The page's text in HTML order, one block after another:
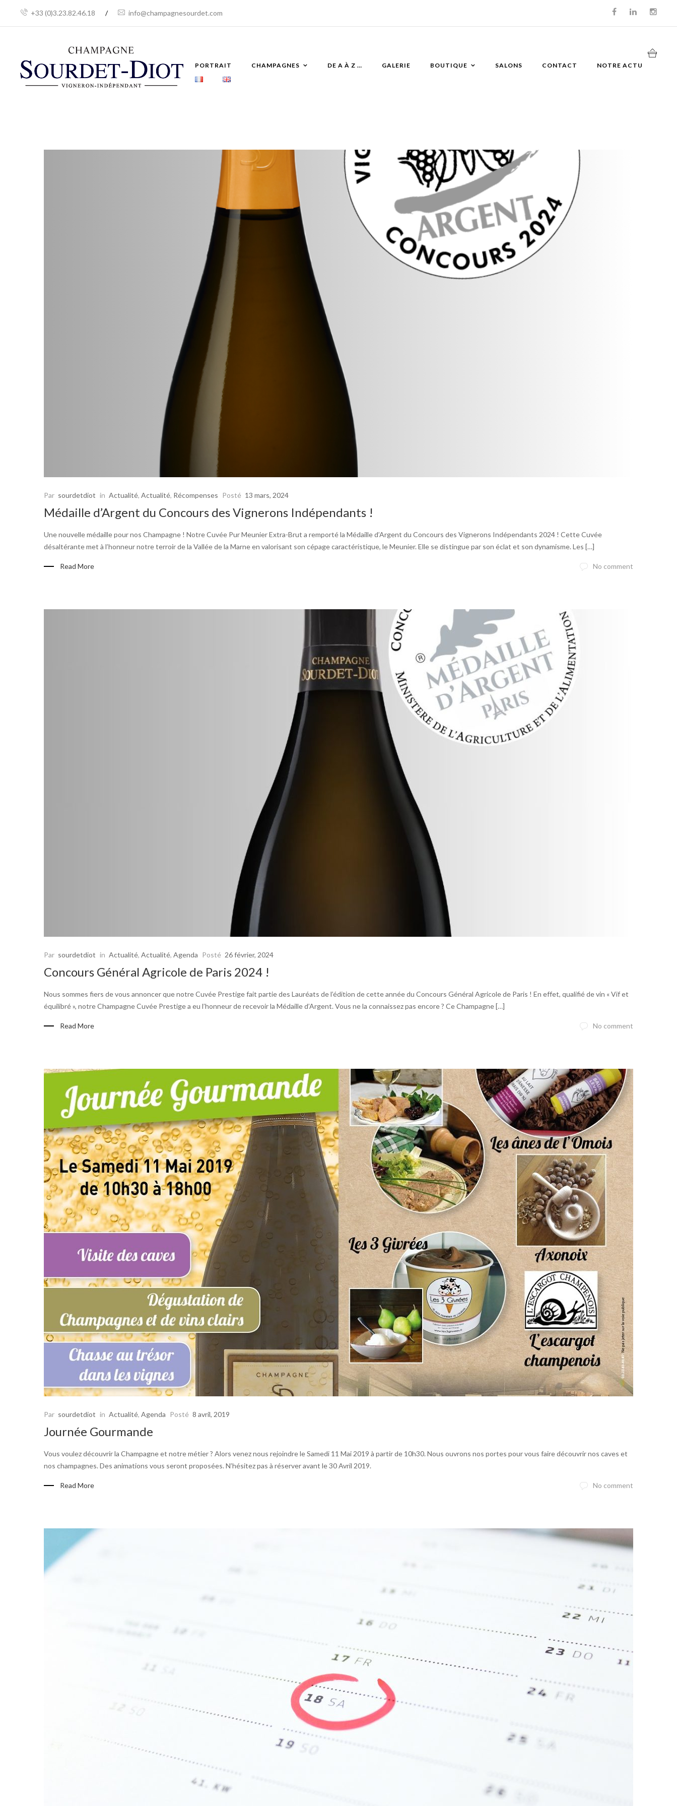
+33 (0)3.23.82.46.18 / info@champagnesourdet.com
PORTRAIT CHAMPAGNES DE A À Z … GALERIE BOUTIQUE SALONS CONTACT NOTRE ACTU
Par sourdetdiot in Actualité, Actualité, Récompenses Posté 13 mars, 2024
Médaille d’Argent du Concours des Vignerons Indépendants !
Une nouvelle médaille pour nos Champagne ! Notre Cuvée Pur Meunier Extra-Brut a remporté la Médaille d’Argent du Concours des Vignerons Indépendants 2024 ! Cette Cuvée
désaltérante met à l’honneur notre terroir de la Vallée de la Marne en valorisant son cépage caractéristique, le Meunier. Elle se distingue par son éclat et son dynamisme. Les […]
Read More No comment
Par sourdetdiot in Actualité, Actualité, Agenda Posté 26 février, 2024
Concours Général Agricole de Paris 2024 !
Nous sommes fiers de vous annoncer que notre Cuvée Prestige fait partie des Lauréats de l’édition de cette année du Concours Général Agricole de Paris ! En effet, qualifié de vin « Vif et
équilibré », notre Champagne Cuvée Prestige a eu l’honneur de recevoir la Médaille d’Argent. Vous ne la connaissez pas encore ? Ce Champagne […]
Read More No comment
Par sourdetdiot in Actualité, Agenda Posté 8 avril, 2019
Journée Gourmande
Vous voulez découvrir la Champagne et notre métier ? Alors venez nous rejoindre le Samedi 11 Mai 2019 à partir de 10h30. Nous ouvrons nos portes pour vous faire découvrir nos caves et
nos champagnes. Des animations vous seront proposées. N’hésitez pas à réserver avant le 30 Avril 2019.
Read More No comment